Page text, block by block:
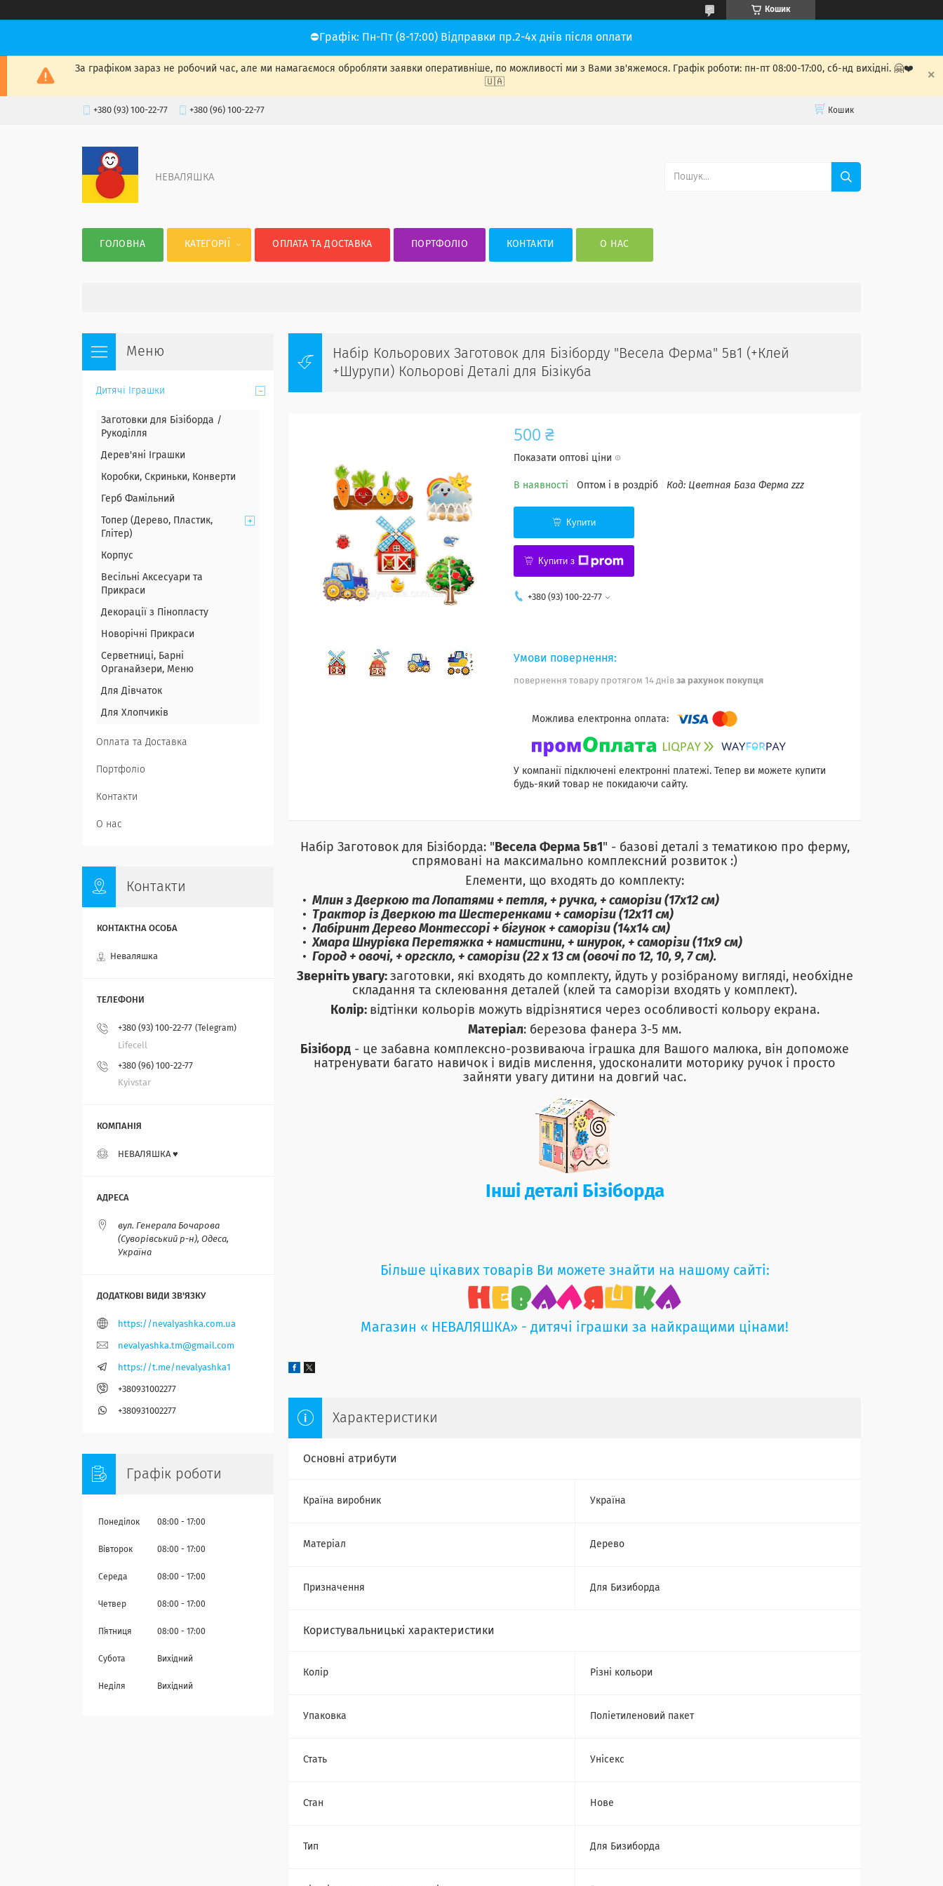
Кошик
⛔Графік: Пн-Пт (8-17:00) Відправки пр.2-4х днів після оплати
За графіком зараз не робочий час, але ми намагаємося обробляти заявки оперативніше, по можливості ми з Вами зв'яжемося. Графік роботи: пн-пт 08:00-17:00, сб-нд вихідні. 🤗❤️
🇺🇦
+380 (93) 100-22-77 +380 (96) 100-22-77 Кошик
НЕВАЛЯШКА
ГОЛОВНА КАТЕГОРІЇ ОПЛАТА ТА ДОСТАВКА ПОРТФОЛІО КОНТАКТИ О НАС
Набір Кольорових Заготовок для Бізіборду "Весела Ферма" 5в1 (+Клей
+Шурупи) Кольорові Деталі для Бізікуба
500 ₴
Показати оптові ціни
В наявності Оптом і в роздріб Код: Цветная База Ферма zzz
Купити
Купити з
+380 (93) 100-22-77
повернення товару протягом 14 днів за рахунок покупця
У компанії підключені електронні платежі. Тепер ви можете купити
будь-який товар не покидаючи сайту.
Набір Заготовок для Бізіборда: " Весела Ферма 5в1 " - базові деталі з тематикою про ферму,
спрямовані на максимально комплексний розвиток :)
Елементи, що входять до комплекту:
Млин з Дверкою та Лопатями + петля, + ручка, + саморізи (17х12 см)
Трактор із Дверкою та Шестеренками + саморізи (12х11 см)
Лабіринт Дерево Монтессорі + бігунок + саморізи (14х14 см)
Хмара Шнурівка Перетяжка + намистини, + шнурок, + саморізи (11х9 см)
Город + овочі, + оргскло, + саморізи (22 х 13 см (овочі по 12, 10, 9, 7 см).
Зверніть увагу: заготовки, які входять до комплекту, йдуть у розібраному вигляді, необхідне
складання та склеювання деталей (клей та саморізи входять у комплект).
Колір: відтінки кольорів можуть відрізнятися через особливості кольору екрана.
Матеріал: березова фанера 3-5 мм.
Бізіборд - це забавна комплексно-розвиваюча іграшка для Вашого малюка, він допоможе
натренувати багато навичок і видів мислення, удосконалити моторику ручок і просто
зайняти увагу дитини на довгий час.
Інші деталі Бізіборда
Більше цікавих товарів Ви можете знайти на нашому сайті:
Магазин « НЕВАЛЯШКА» - дитячі іграшки за найкращими цінами!
Характеристики
Основні атрибути
Країна виробник Україна
Матеріал Дерево
Призначення Для Бизиборда
Користувальницькі характеристики
Колір Різні кольори
Упаковка Поліетиленовий пакет
Стать Унісекс
Стан Нове
Тип Для Бизиборда
Дитячі Іграшки
Заготовки для Бізіборда /
Рукоділля
Дерев'яні Іграшки
Коробки, Скриньки, Конверти
Герб Фамільний
Топер (Дерево, Пластик,
Глітер)
Корпус
Весільні Аксесуари та
Прикраси
Декорації з Пінопласту
Новорічні Прикраси
Серветниці, Барні
Органайзери, Меню
Для Дівчаток
Для Хлопчиків
Оплата та Доставка
Портфоліо
Контакти
О нас
Контакти
Неваляшка
+380 (93) 100-22-77 Telegram
Lifecell
+380 (96) 100-22-77
Kyivstar
НЕВАЛЯШКА ♥️
вул. Генерала Бочарова
(Суворівський р-н), Одеса,
Україна
https://nevalyashka.com.ua
nevalyashka.tm@gmail.com
https://t.me/nevalyashka1
+380931002277
+380931002277
Графік роботи
Понеділок 08:00 17:00
Вівторок 08:00 17:00
Середа 08:00 17:00
Четвер 08:00 17:00
Пʼятниця 08:00 17:00
Субота Вихідний
Неділя Вихідний